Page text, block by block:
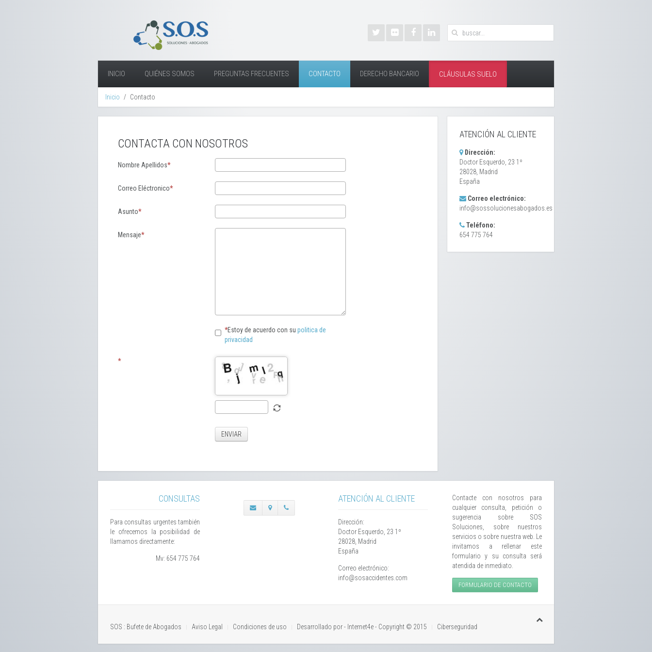
INICIO QUIÉNES SOMOS PREGUNTAS FRECUENTES CONTACTO DERECHO BANCARIO CLÁUSULAS SUELO
Inicio Contacto
CONTACTA CON NOSOTROS
Nombre Apellidos
Correo Eléctronico
Asunto
Mensaje
Estoy de acuerdo con su politica de
privacidad
ENVIAR
ATENCIÓN AL CLIENTE
Dirección:
Doctor Esquerdo, 23 1º
28028, Madrid
España
Correo electrónico:
info@sossolucionesabogados.es
Teléfono:
654 775 764
CONSULTAS
Para consultas urgentes también
le ofrecemos la posibilidad de
llamarnos directamente:
Mv: 654 775 764
ATENCIÓN AL CLIENTE
Dirección:
Doctor Esquerdo, 23 1º
28028, Madrid
España
Correo electrónico:
info@sosaccidentes.com
Contacte con nosotros para
cualquier consulta, petición o
sugerencia sobre SOS
Soluciones, sobre nuestros
servicios o sobre nuestra web. Le
invitamos a rellenar este
formulario y su consulta será
atendida de inmediato.
FORMULARIO DE CONTACTO
SOS : Bufete de Abogados Aviso Legal Condiciones de uso Desarrollado por - Internet4e - Copyright © 2015 Ciberseguridad